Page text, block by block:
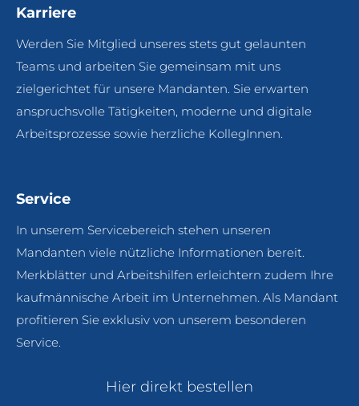
Karriere
Werden Sie Mitglied unseres stets gut gelaunten
Teams und arbeiten Sie gemeinsam mit uns
zielgerichtet für unsere Mandanten. Sie erwarten
anspruchsvolle Tätigkeiten, moderne und digitale
Arbeitsprozesse sowie herzliche KollegInnen.
Service
In unserem Servicebereich stehen unseren
Mandanten viele nützliche Informationen bereit.
Merkblätter und Arbeitshilfen erleichtern zudem Ihre
kaufmännische Arbeit im Unternehmen. Als Mandant
profitieren Sie exklusiv von unserem besonderen
Service.
Hier direkt bestellen